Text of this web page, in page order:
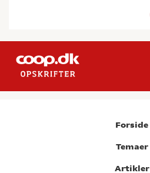
Forside
Temaer
Artikler